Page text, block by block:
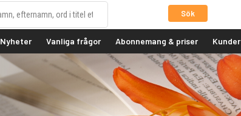
Sök
Nyheter Vanliga frågor Abonnemang & priser Kunder